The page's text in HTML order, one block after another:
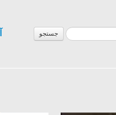
جستجو